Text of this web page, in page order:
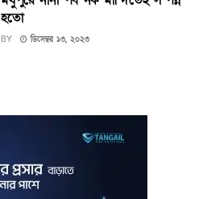
হতো
BY ডিসেম্বর ১৩, ২০২৩